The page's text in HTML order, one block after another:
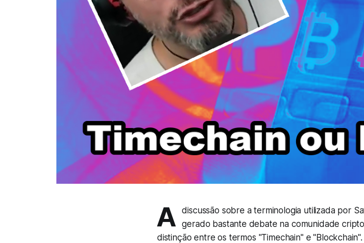
A
discussão sobre a terminologia utilizada por
gerado bastante debate na comunidade
distinção entre os termos "Timechain" e